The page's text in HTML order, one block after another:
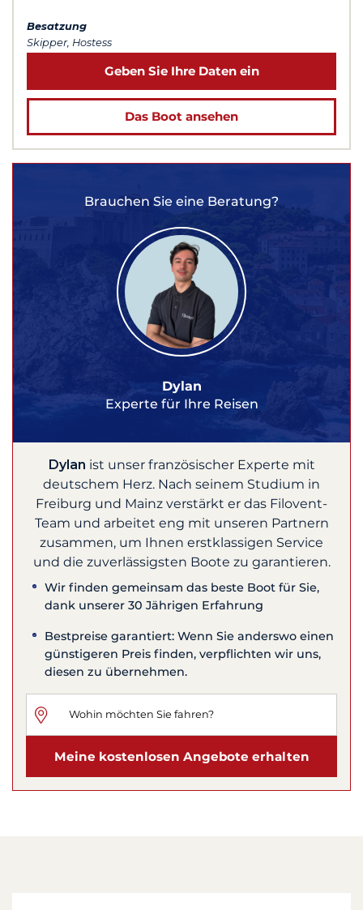
Besatzung
Skipper, Hostess
Geben Sie Ihre Daten ein
Das Boot ansehen
Brauchen Sie eine Beratung?
Dylan
Experte für Ihre Reisen
Dylan ist unser französischer Experte mit
deutschem Herz. Nach seinem Studium in
Freiburg und Mainz verstärkt er das Filovent-
Team und arbeitet eng mit unseren Partnern
zusammen, um Ihnen erstklassigen Service
und die zuverlässigsten Boote zu garantieren.
Wir finden gemeinsam das beste Boot für Sie,
dank unserer 30 Jährigen Erfahrung
Bestpreise garantiert: Wenn Sie anderswo einen
günstigeren Preis finden, verpflichten wir uns,
diesen zu übernehmen.
Meine kostenlosen Angebote erhalten